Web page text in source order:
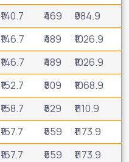
₹140.7 ₹469
₹984.9
₹146.7 ₹489
₹1026.9
₹146.7 ₹489
₹1026.9
₹152.7 ₹509
₹1068.9
₹158.7 ₹529
₹1110.9
₹167.7 ₹559
₹1173.9
₹167.7 ₹559
₹1173.9